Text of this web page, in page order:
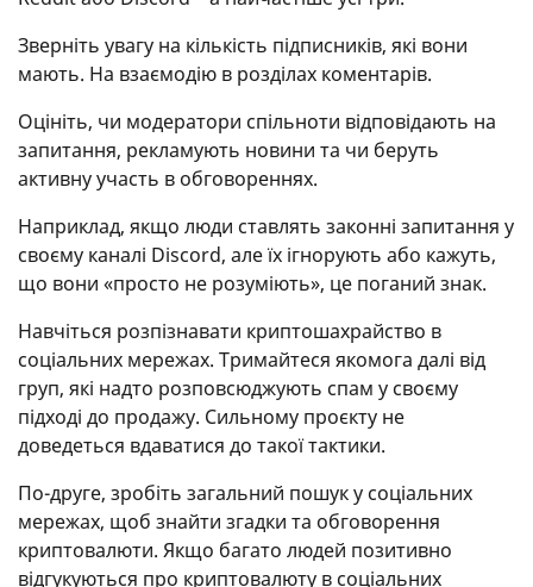
Зверніть увагу на кількість підписників, які вони
мають. На взаємодію в розділах коментарів.
Оцініть, чи модератори спільноти відповідають на
запитання, рекламують новини та чи беруть
активну участь в обговореннях.
Наприклад, якщо люди ставлять законні запитання у
своєму каналі Discord, але їх ігнорують або кажуть,
що вони «просто не розуміють», це поганий знак.
Навчіться розпізнавати криптошахрайство в
соціальних мережах. Тримайтеся якомога далі від
груп, які надто розповсюджують спам у своєму
підході до продажу. Сильному проєкту не
доведеться вдаватися до такої тактики.
По-друге, зробіть загальний пошук у соціальних
мережах, щоб знайти згадки та обговорення
криптовалюти. Якщо багато людей позитивно
відгукуються про криптовалюту в соціальних